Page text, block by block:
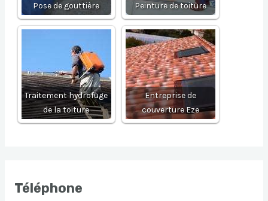
Pose de gouttière Peinture de toiture
Traitement hydrofuge
de la toiture
Entreprise de
couverture Eze
Téléphone